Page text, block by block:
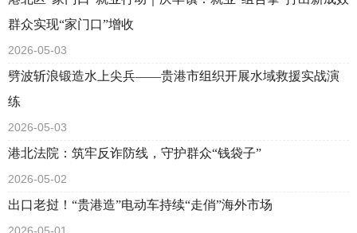
群众实现“家门口”增收
2026-05-03
劈波斩浪锻造水上尖兵——贵港市组织开展水域救援实战演
练
2026-05-03
港北法院：筑牢反诈防线，守护群众“钱袋子”
2026-05-02
出口老挝！“贵港造”电动车持续“走俏”海外市场